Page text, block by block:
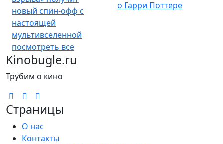
новый спин-офф с
настоящей
мультивселенной
посмотреть все
Kinobugle.ru
Трубим о кино
Страницы
О нас
Контакты